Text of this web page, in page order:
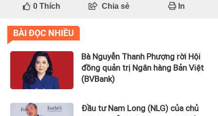
0Thích Chia sẻ In
BÀI ĐỌC NHIỀU
Bà Nguyễn Thanh Phượng rời Hội
đồng quản trị Ngân hàng Bản Việt
(BVBank)
Đầu tư Nam Long (NLG) của chủ